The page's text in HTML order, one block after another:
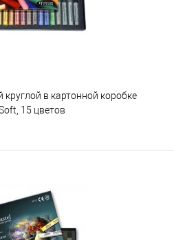
круглой в картонной коробке
15 цветов
В наличии